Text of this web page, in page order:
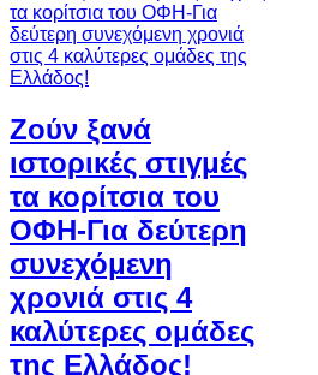
Ζούν ξανά
ιστορικές στιγμές
τα κορίτσια του
ΟΦΗ-Για δεύτερη
συνεχόμενη
χρονιά στις 4
καλύτερες ομάδες
της Ελλάδος!